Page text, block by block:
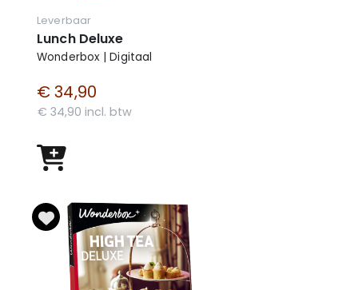
Leverbaar
Lunch Deluxe
Wonderbox | Digitaal
€ 34,90
€ 34,90 incl. btw